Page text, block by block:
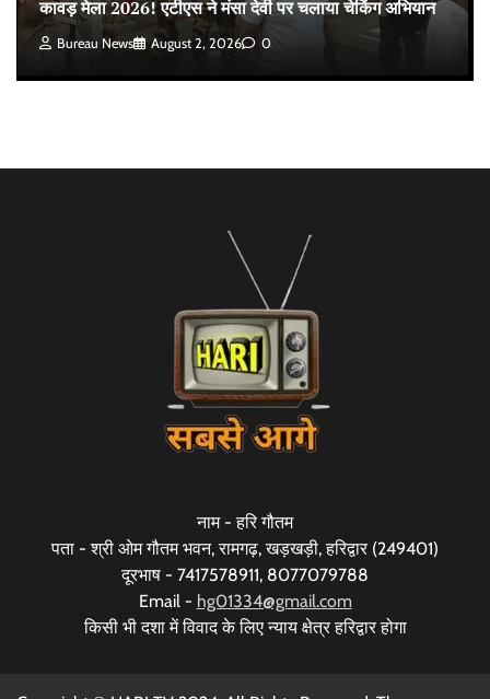
कावड़ मेला 2026! एटीएस ने मंसा देवी पर चलाया चेकिंग अभियान
Bureau News August 2, 2026 0
नाम - हरि गौतम
पता - श्री ओम गौतम भवन, रामगढ़, खड़खड़ी, हरिद्वार (249401)
दूरभाष - 7417578911, 8077079788
Email - hg01334@gmail.com
किसी भी दशा में विवाद के लिए न्याय क्षेत्र हरिद्वार होगा